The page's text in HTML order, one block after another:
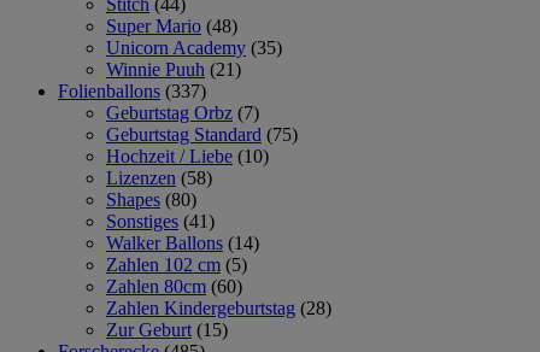
Stitch (44)
Super Mario (48)
Unicorn Academy (35)
Winnie Puuh (21)
Folienballons (337)
Geburtstag Orbz (7)
Geburtstag Standard (75)
Hochzeit / Liebe (10)
Lizenzen (58)
Shapes (80)
Sonstiges (41)
Walker Ballons (14)
Zahlen 102 cm (5)
Zahlen 80cm (60)
Zahlen Kindergeburtstag (28)
Zur Geburt (15)